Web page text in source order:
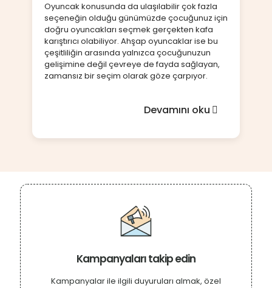
Oyuncak konusunda da ulaşılabilir çok fazla
seçeneğin olduğu günümüzde çocuğunuz için
doğru oyuncakları seçmek gerçekten kafa
karıştırıcı olabiliyor. Ahşap oyuncaklar ise bu
çeşitliliğin arasında yalnızca çocuğunuzun
gelişimine değil çevreye de fayda sağlayan,
zamansız bir seçim olarak göze çarpıyor.
Devamını oku
Kampanyaları takip edin
Kampanyalar ile ilgili duyuruları almak, özel